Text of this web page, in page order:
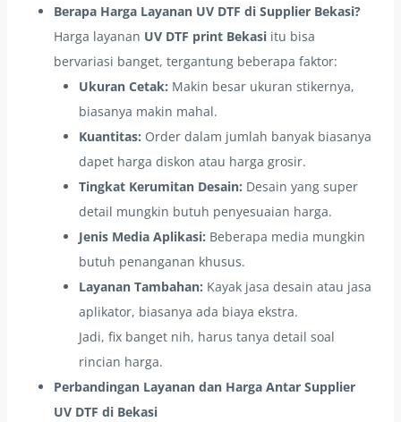
Berapa Harga Layanan UV DTF di Supplier Bekasi?
Harga layanan UV DTF print Bekasi itu bisa
bervariasi banget, tergantung beberapa faktor:
Ukuran Cetak: Makin besar ukuran stikernya,
biasanya makin mahal.
Kuantitas: Order dalam jumlah banyak biasanya
dapet harga diskon atau harga grosir.
Tingkat Kerumitan Desain: Desain yang super
detail mungkin butuh penyesuaian harga.
Jenis Media Aplikasi: Beberapa media mungkin
butuh penanganan khusus.
Layanan Tambahan: Kayak jasa desain atau jasa
aplikator, biasanya ada biaya ekstra.
Jadi, fix banget nih, harus tanya detail soal
rincian harga.
Perbandingan Layanan dan Harga Antar Supplier
UV DTF di Bekasi